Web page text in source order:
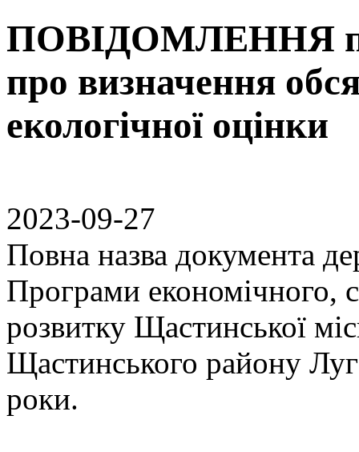
ПОВІДОМЛЕННЯ
про визначення
екологічної оцінки
2023-09-27
Повна назва документа
Програми економічного,
розвитку Щастинської
Щастинського району
роки.